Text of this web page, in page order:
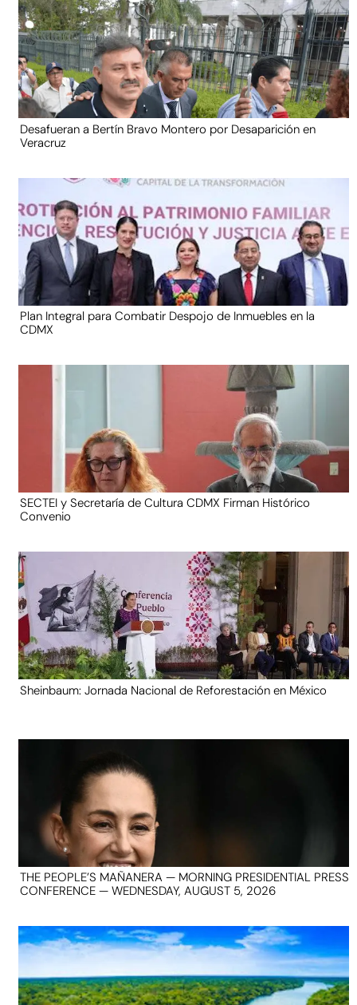
Desafueran a Bertín Bravo Montero por Desaparición en
Veracruz
Plan Integral para Combatir Despojo de Inmuebles en la
CDMX
SECTEI y Secretaría de Cultura CDMX Firman Histórico
Convenio
Sheinbaum: Jornada Nacional de Reforestación en México
THE PEOPLE’S MAÑANERA — MORNING PRESIDENTIAL PRESS
CONFERENCE — WEDNESDAY, AUGUST 5, 2026